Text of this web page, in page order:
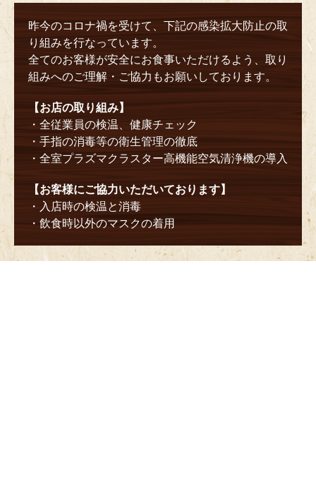
昨今のコロナ禍を受けて、下記の感染拡大防止の取
り組みを行なっています。
全てのお客様が安全にお食事いただけるよう、取り
組みへのご理解・ご協力もお願いしております。
【お店の取り組み】
・全従業員の検温、健康チェック
・手指の消毒等の衛生管理の徹底
・全室プラズマクラスター高機能空気清浄機の導入
【お客様にご協力いただいております】
・入店時の検温と消毒
・飲食時以外のマスクの着用